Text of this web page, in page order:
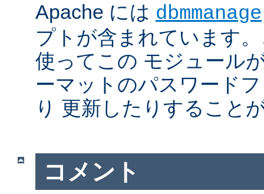
Apache には dbmmanage
プトが含まれています
使ってこの モジュール
ーマットのパスワード
り 更新したりすること
コメント